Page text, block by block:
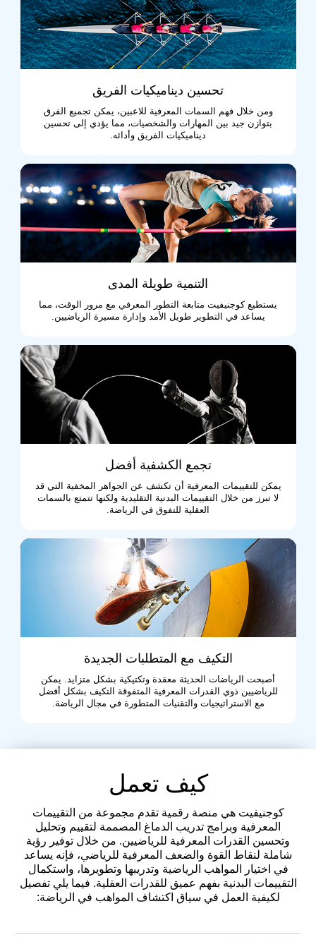
تحسين ديناميكيات الفريق
ومن خلال فهم السمات المعرفية للاعبين، يمكن تجميع الفرق
بتوازن جيد بين المهارات والشخصيات، مما يؤدي إلى تحسين
ديناميكيات الفريق وأدائه.
التنمية طويلة المدى
يستطيع كوجنيفيت متابعة التطور المعرفي مع مرور الوقت، مما
يساعد في التطوير طويل الأمد وإدارة مسيرة الرياضيين.
تجمع الكشفية أفضل
يمكن للتقييمات المعرفية أن تكشف عن الجواهر المخفية التي قد
لا تبرز من خلال التقييمات البدنية التقليدية ولكنها تتمتع بالسمات
العقلية للتفوق في الرياضة.
التكيف مع المتطلبات الجديدة
أصبحت الرياضات الحديثة معقدة وتكتيكية بشكل متزايد. يمكن
للرياضيين ذوي القدرات المعرفية المتفوقة التكيف بشكل أفضل
مع الاستراتيجيات والتقنيات المتطورة في مجال الرياضة.
كيف تعمل
كوجنيفيت هي منصة رقمية تقدم مجموعة من التقييمات
المعرفية وبرامج تدريب الدماغ المصممة لتقييم وتحليل
وتحسين القدرات المعرفية للرياضيين. من خلال توفير رؤية
شاملة لنقاط القوة والضعف المعرفية للرياضي، فإنه يساعد
في اختيار المواهب الرياضية وتدريبها وتطويرها، واستكمال
التقييمات البدنية بفهم عميق للقدرات العقلية. فيما يلي تفصيل
لكيفية العمل في سياق اكتشاف المواهب في الرياضة: